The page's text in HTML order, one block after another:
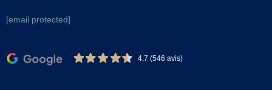
[email protected]
4,7 (546 avis)